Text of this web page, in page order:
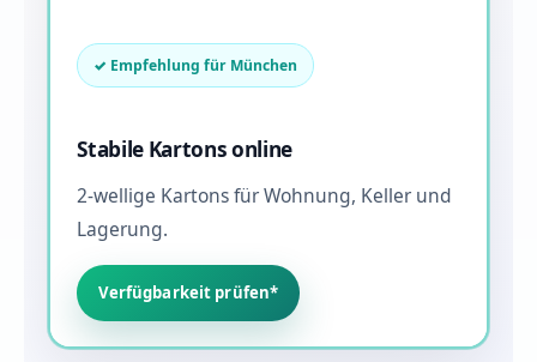
✓ Empfehlung für München
Stabile Kartons online
2-wellige Kartons für Wohnung, Keller und
Lagerung.
Verfügbarkeit prüfen*